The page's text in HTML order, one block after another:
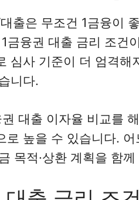
대출은 무조건 1금융이
금융권 대출 금리 조건
심사 기준이 더 엄격
니다.
대출 이자율 비교를
로 높을 수 있습니다.
목적·상환 계획을 함